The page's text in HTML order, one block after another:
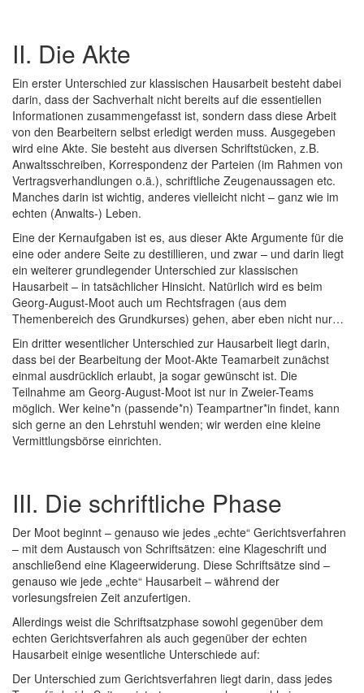
II. Die Akte
Ein erster Unterschied zur klassischen Hausarbeit besteht dabei
darin, dass der Sachverhalt nicht bereits auf die essentiellen
Informationen zusammengefasst ist, sondern dass diese Arbeit
von den Bearbeitern selbst erledigt werden muss. Ausgegeben
wird eine Akte. Sie besteht aus diversen Schriftstücken, z.B.
Anwaltsschreiben, Korrespondenz der Parteien (im Rahmen von
Vertragsverhandlungen o.ä.), schriftliche Zeugenaussagen etc.
Manches darin ist wichtig, anderes vielleicht nicht – ganz wie im
echten (Anwalts-) Leben.
Eine der Kernaufgaben ist es, aus dieser Akte Argumente für die
eine oder andere Seite zu destillieren, und zwar – und darin liegt
ein weiterer grundlegender Unterschied zur klassischen
Hausarbeit – in tatsächlicher Hinsicht. Natürlich wird es beim
Georg-August-Moot auch um Rechtsfragen (aus dem
Themenbereich des Grundkurses) gehen, aber eben nicht nur…
Ein dritter wesentlicher Unterschied zur Hausarbeit liegt darin,
dass bei der Bearbeitung der Moot-Akte Teamarbeit zunächst
einmal ausdrücklich erlaubt, ja sogar gewünscht ist. Die
Teilnahme am Georg-August-Moot ist nur in Zweier-Teams
möglich. Wer keine*n (passende*n) Teampartner*in findet, kann
sich gerne an den Lehrstuhl wenden; wir werden eine kleine
Vermittlungsbörse einrichten.
III. Die schriftliche Phase
Der Moot beginnt – genauso wie jedes „echte“ Gerichtsverfahren
– mit dem Austausch von Schriftsätzen: eine Klageschrift und
anschließend eine Klageerwiderung. Diese Schriftsätze sind –
genauso wie jede „echte“ Hausarbeit – während der
vorlesungsfreien Zeit anzufertigen.
Allerdings weist die Schriftsatzphase sowohl gegenüber dem
echten Gerichtsverfahren als auch gegenüber der echten
Hausarbeit einige wesentliche Unterschiede auf:
Der Unterschied zum Gerichtsverfahren liegt darin, dass jedes